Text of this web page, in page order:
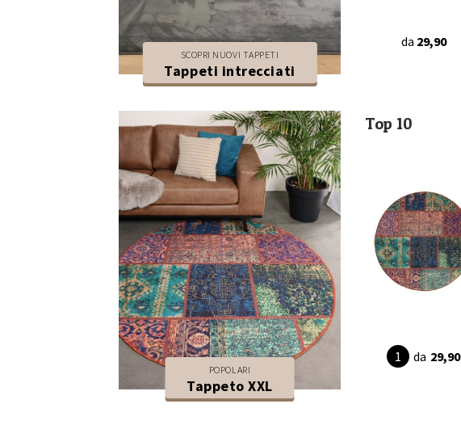
SCOPRI NUOVI TAPPETI
Tappeti intrecciati
da 29,90
POPOLARI
Tappeto XXL
Top 10
da 29,90